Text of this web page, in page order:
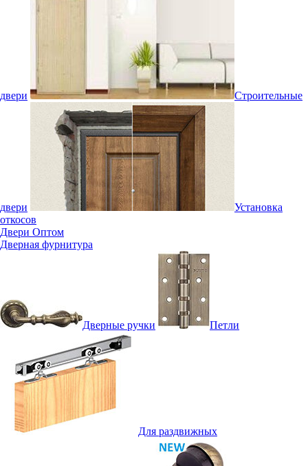
двери Строительные
двери
Установка
откосов
Двери Оптом
Дверная фурнитура
Дверные ручки Петли
Для раздвижных